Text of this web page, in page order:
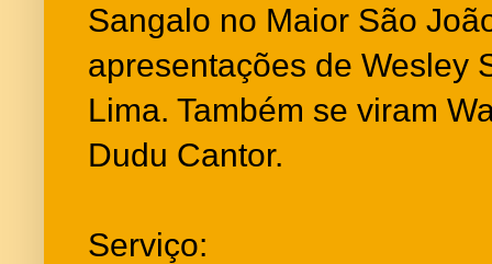
Sangalo no Maior São
apresentações de Wesley
Lima. Também se viram
Dudu Cantor.
Serviço: